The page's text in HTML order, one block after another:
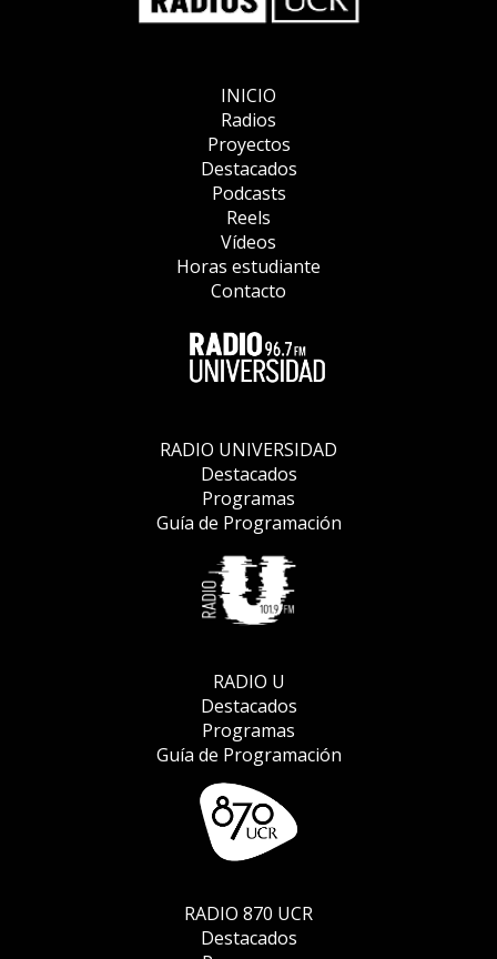
INICIO
Radios
Proyectos
Destacados
Podcasts
Reels
Vídeos
Horas estudiante
Contacto
RADIO UNIVERSIDAD
Destacados
Programas
Guía de Programación
RADIO U
Destacados
Programas
Guía de Programación
RADIO 870 UCR
Destacados